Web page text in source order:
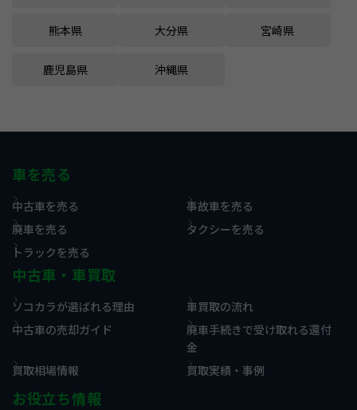
熊本県 大分県 宮崎県
鹿児島県 沖縄県
車を売る
中古車を売る
事故車を売る
廃車を売る
タクシーを売る
トラックを売る
中古車・車買取
ソコカラが選ばれる理由
車買取の流れ
中古車の売却ガイド
廃車手続きで受け取れる還付
金
買取相場情報
買取実績・事例
お役立ち情報